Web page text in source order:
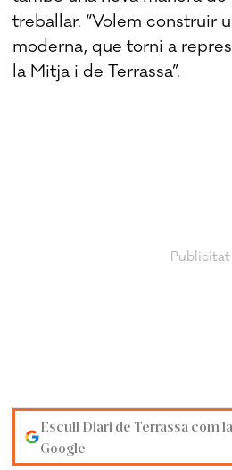
treballar. “Volem construir
moderna, que torni a
la Mitja i de Terrassa”.
Escull Diari de Terrassa com
Google